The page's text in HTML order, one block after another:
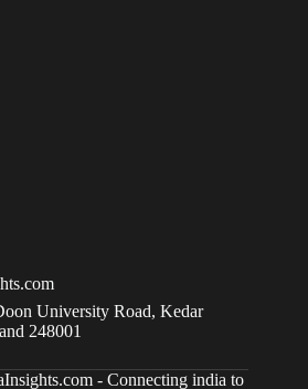
University Road, Kedar
248001
- Connecting india to